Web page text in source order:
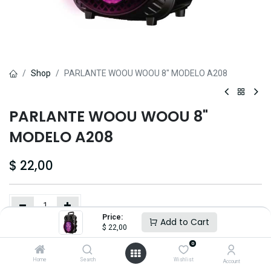
Price:
$ 22,00 Add to Cart
Home Search
0
Wishlist Account
Shop PARLANTE WOOU WOOU 8" MODELO A208
PARLANTE WOOU WOOU 8"
MODELO A208
$ 22,00
Comprar Pagar Ahora
Añadir a lista de deseos